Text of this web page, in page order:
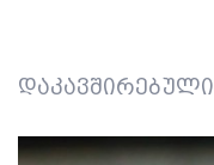
დაკავშირებული